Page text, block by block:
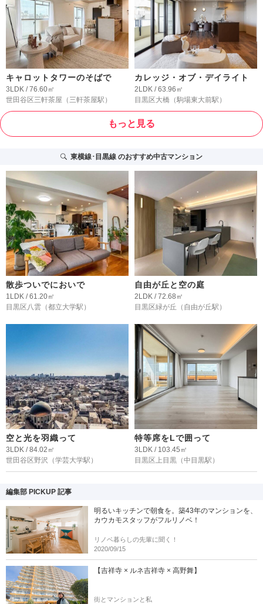
キャロットタワーのそばで
3LDK / 76.60㎡
世田谷区三軒茶屋 （三軒茶屋駅）
カレッジ・オブ・デイライト
2LDK / 63.96㎡
目黒区大橋 （駒場東大前駅）
もっと見る
東横線･目黒線のおすすめ中古マンション
散歩ついでにおいで
1LDK / 61.20㎡
目黒区八雲 （都立大学駅）
自由が丘と空の庭
2LDK / 72.68㎡
目黒区緑が丘 （自由が丘駅）
空と光を羽織って
3LDK / 84.02㎡
世田谷区野沢 （学芸大学駅）
特等席をLで囲って
3LDK / 103.45㎡
目黒区上目黒 （中目黒駅）
編集部 PICKUP 記事
明るいキッチンで朝食を。築43年のマンションを、
カウカモスタッフがフルリノベ！
リノベ暮らしの先輩に聞く！
2020/09/15
【吉祥寺 × ルネ吉祥寺 × 高野舞】
街とマンションと私